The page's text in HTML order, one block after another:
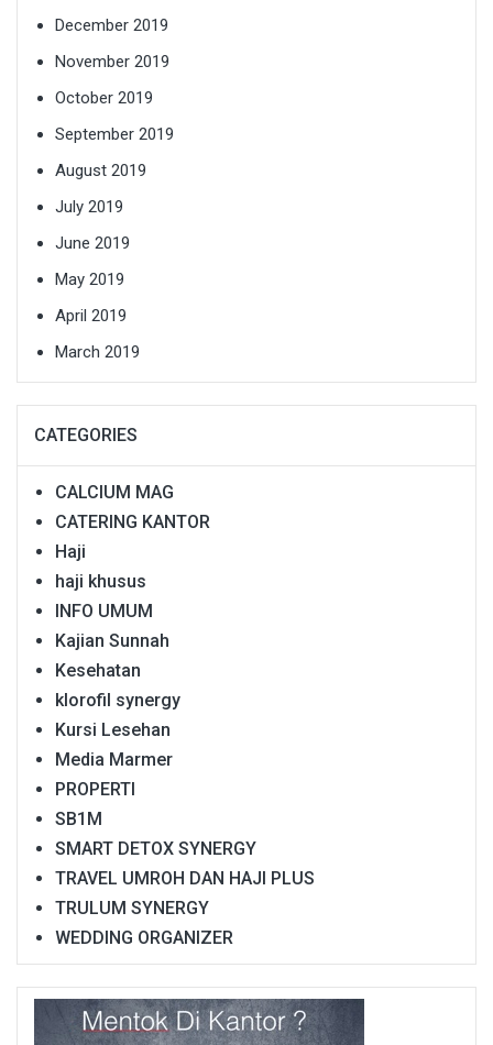
December 2019
November 2019
October 2019
September 2019
August 2019
July 2019
June 2019
May 2019
April 2019
March 2019
CATEGORIES
CALCIUM MAG
CATERING KANTOR
Haji
haji khusus
INFO UMUM
Kajian Sunnah
Kesehatan
klorofil synergy
Kursi Lesehan
Media Marmer
PROPERTI
SB1M
SMART DETOX SYNERGY
TRAVEL UMROH DAN HAJI PLUS
TRULUM SYNERGY
WEDDING ORGANIZER